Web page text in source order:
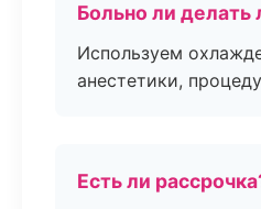
Больно ли делать
Используем
анестетики,
Есть ли